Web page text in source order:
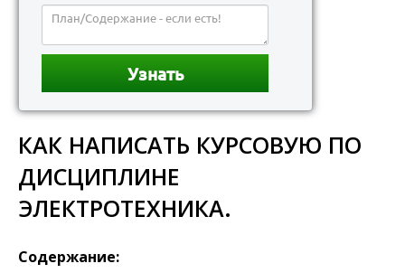
КАК НАПИСАТЬ КУРСОВУЮ ПО
ДИСЦИПЛИНЕ
ЭЛЕКТРОТЕХНИКА.
Содержание: